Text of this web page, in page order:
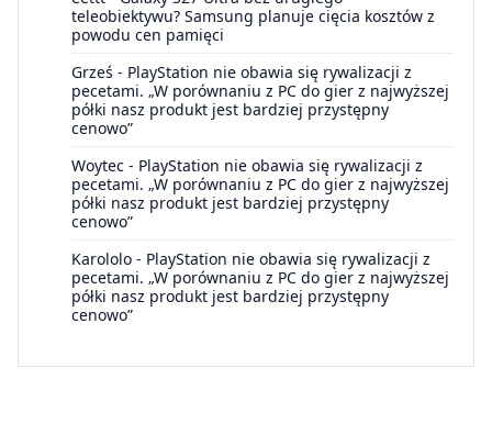
teleobiektywu? Samsung planuje cięcia kosztów z
powodu cen pamięci
Grześ - PlayStation nie obawia się rywalizacji z
pecetami. „W porównaniu z PC do gier z najwyższej
półki nasz produkt jest bardziej przystępny
cenowo”
Woytec - PlayStation nie obawia się rywalizacji z
pecetami. „W porównaniu z PC do gier z najwyższej
półki nasz produkt jest bardziej przystępny
cenowo”
Karololo - PlayStation nie obawia się rywalizacji z
pecetami. „W porównaniu z PC do gier z najwyższej
półki nasz produkt jest bardziej przystępny
cenowo”